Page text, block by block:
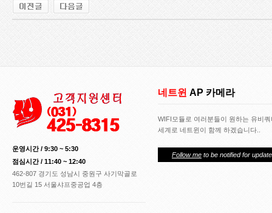
운영시간 / 9:30 ~ 5:30
점심시간 / 11:40 ~ 12:40
462-807 경기도 성남시 중원구 사기막골로
10번길 15 서울샤프중공업 4층
네트윈 AP 카메라
WIFI모듈로 여러분들이 원하는 유비
세계로 네트윈이 함께 하겠습니다..
Follow me to be notified for